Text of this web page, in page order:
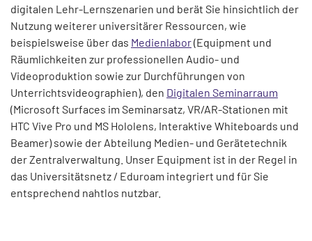
digitalen Lehr-Lernszenarien und berät Sie hinsichtlich der
Nutzung weiterer universitärer Ressourcen, wie
beispielsweise über das Medienlabor(Equipment und
Räumlichkeiten zur professionellen Audio- und
Videoproduktion sowie zur Durchführungen von
Unterrichtsvideographien), den Digitalen Seminarraum
(Microsoft Surfaces im Seminarsatz, VR/AR-Stationen mit
HTC Vive Pro und MS Hololens, Interaktive Whiteboards und
Beamer) sowie der Abteilung Medien- und Gerätetechnik
der Zentralverwaltung. Unser Equipment ist in der Regel in
das Universitätsnetz / Eduroam integriert und für Sie
entsprechend nahtlos nutzbar.